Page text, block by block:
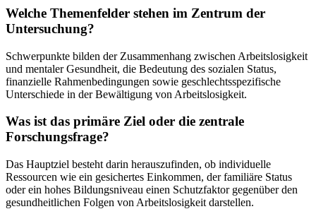
Welche Themenfelder stehen im Zentrum der
Untersuchung?
Schwerpunkte bilden der Zusammenhang zwischen Arbeitslosigkeit
und mentaler Gesundheit, die Bedeutung des sozialen Status,
finanzielle Rahmenbedingungen sowie geschlechtsspezifische
Unterschiede in der Bewältigung von Arbeitslosigkeit.
Was ist das primäre Ziel oder die zentrale
Forschungsfrage?
Das Hauptziel besteht darin herauszufinden, ob individuelle
Ressourcen wie ein gesichertes Einkommen, der familiäre Status
oder ein hohes Bildungsniveau einen Schutzfaktor gegenüber den
gesundheitlichen Folgen von Arbeitslosigkeit darstellen.